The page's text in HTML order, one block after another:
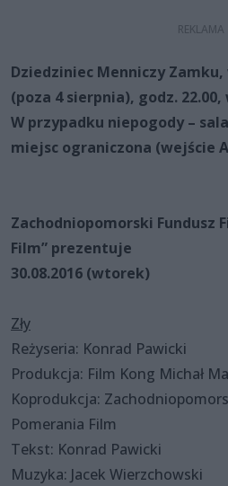
Dziedziniec Menniczy
(poza 4 sierpnia), godz.
W przypadku niepogody –
miejsc ograniczona (wejście
Zachodniopomorski Fundusz
Film” prezentuje
30.08.2016 (wtorek)
Zły
Reżyseria: Konrad Pawicki
Produkcja: Film Kong Michał
Koprodukcja:
Pomerania Film
Tekst: Konrad Pawicki
Muzyka: Jacek Wierzchowski